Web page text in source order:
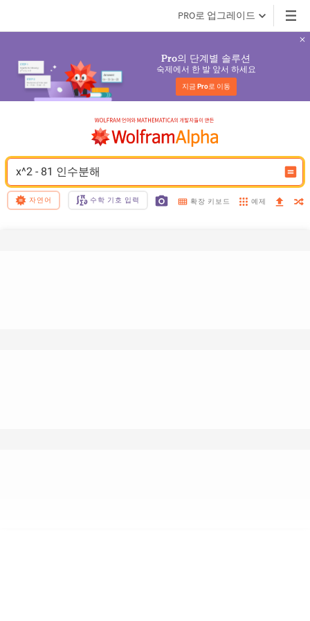
PRO로 업그레이드
Pro의 단계별 솔루션
숙제에서 한 발 앞서 하세요
지금 Pro로 이동
x^2 - 81 인수분해
자연어 수학 기호 입력 확장 키보드 예제